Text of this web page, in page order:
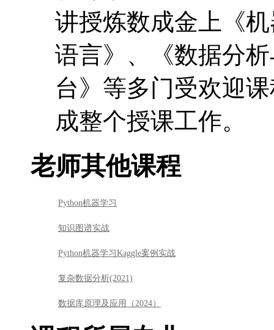
讲授炼数成金上《
语言》、《数据分
台》等多门受欢迎
成整个授课工作。
老师其他课程
Python机器学习
知识图谱实战
Python机器学习Kaggle案例实战
复杂数据分析(2021)
数据库原理及应用（2024）